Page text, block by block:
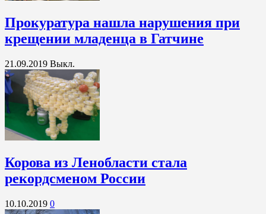
Прокуратура нашла нарушения при
крещении младенца в Гатчине
21.09.2019 Выкл.
Корова из Ленобласти стала
рекордсменом России
10.10.2019 0